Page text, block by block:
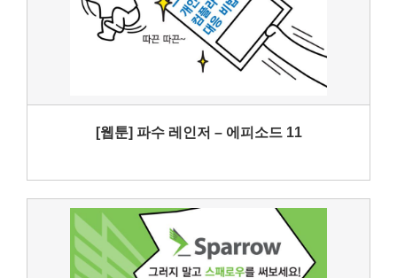
[웹툰] 파수 레인저 – 에피소드 11